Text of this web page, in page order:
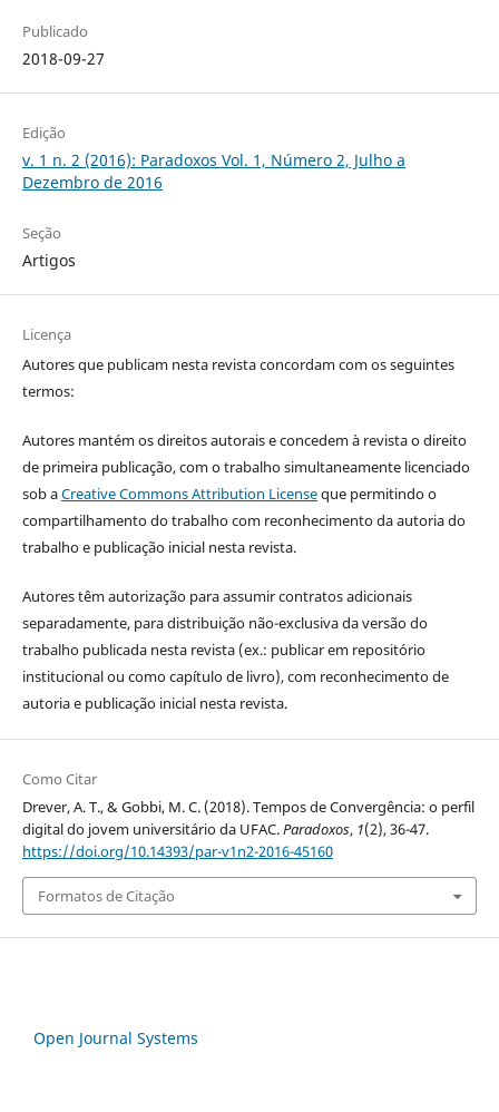
Publicado
2018-09-27
Edição
v. 1 n. 2 (2016): Paradoxos Vol. 1, Número 2, Julho a
Dezembro de 2016
Seção
Artigos
Licença
Autores que publicam nesta revista concordam com os seguintes
termos:
Autores mantém os direitos autorais e concedem à revista o direito
de primeira publicação, com o trabalho simultaneamente licenciado
sob aCreative Commons Attribution Licenseque permitindo o
compartilhamento do trabalho com reconhecimento da autoria do
trabalho e publicação inicial nesta revista.
Autores têm autorização para assumir contratos adicionais
separadamente, para distribuição não-exclusiva da versão do
trabalho publicada nesta revista (ex.: publicar em repositório
institucional ou como capítulo de livro), com reconhecimento de
autoria e publicação inicial nesta revista.
Como Citar
Drever, A. T., & Gobbi, M. C. (2018). Tempos de Convergência: o perfil
digital do jovem universitário da UFAC.Paradoxos, 1(2), 36-47.
https://doi.org/10.14393/par-v1n2-2016-45160
Formatos de Citação
Open Journal Systems